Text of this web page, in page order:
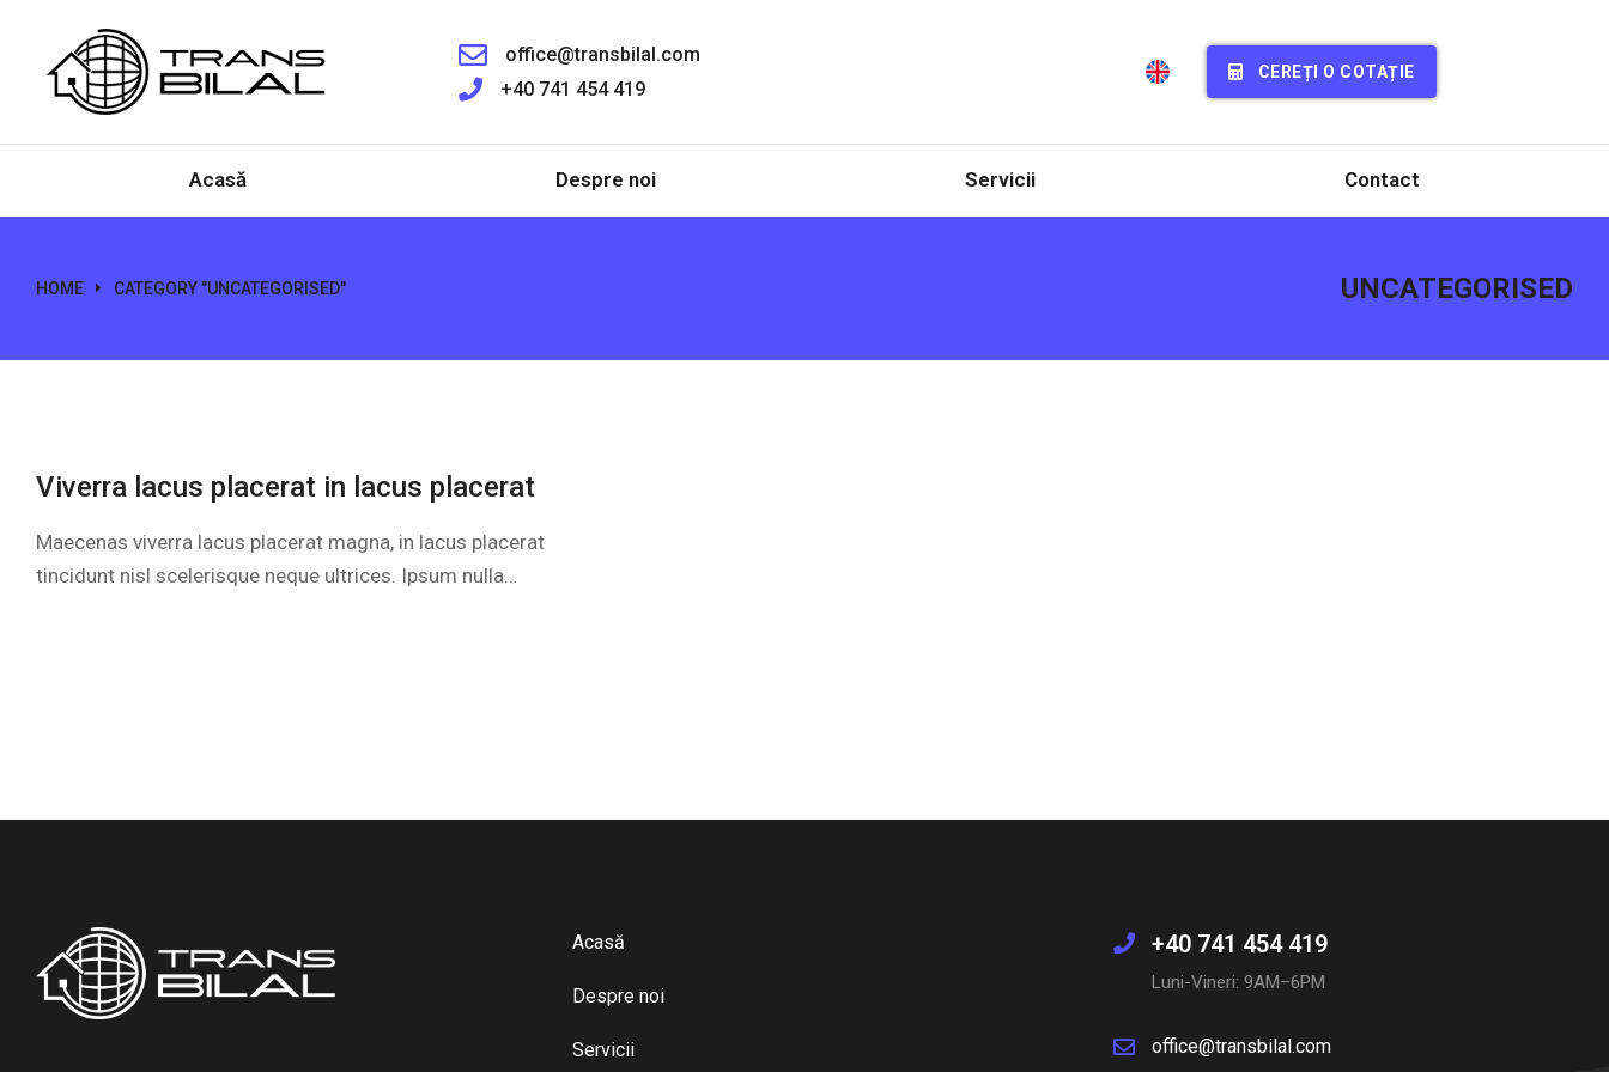
office@transbilal.com
+40 741 454 419
CEREȚI O COTAȚIE
Acasă Despre noi Servicii Contact
You are here:
HOME CATEGORY "UNCATEGORISED" UNCATEGORISED
Viverra lacus placerat in lacus placerat
Maecenas viverra lacus placerat magna, in lacus placerat
tincidunt nisl scelerisque neque ultrices. Ipsum nulla…
Acasă
Despre noi
Servicii
+40 741 454 419
Luni-Vineri: 9AM–6PM
office@transbilal.com